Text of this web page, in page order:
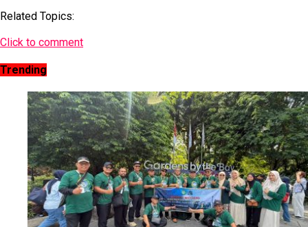
Related Topics:
Click to comment
Trending